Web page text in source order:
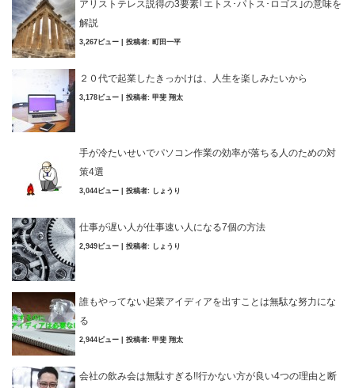
アリストテレス説得の3要素｢エトス･パトス･ロゴス｣の意味を
解説
3,267ビュー 投稿者: 町田一平
２０代で起業したきっかけは、人生を楽しみたいから
3,178ビュー 投稿者: 甲斐 翔太
手が冷たいせいでパソコン作業の効率が落ちる人のための対
策4選
3,044ビュー 投稿者: しょうり
仕事が遅い人が仕事速い人になる7個の方法
2,949ビュー 投稿者: しょうり
誰もやってない起業アイディアを出すことは無駄な努力にな
る
2,944ビュー 投稿者: 甲斐 翔太
会社の飲み会は無駄すぎる!!行かない方が良い4つの理由と断